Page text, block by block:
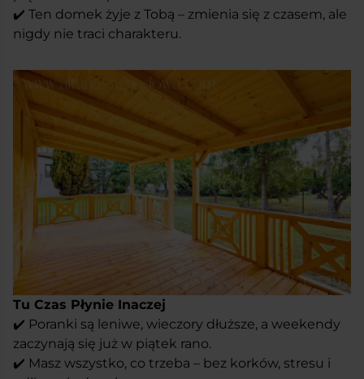
✔️ Ten domek żyje z Tobą – zmienia się z czasem, ale
nigdy nie traci charakteru.
Tu Czas Płynie Inaczej
✔️ Poranki są leniwe, wieczory dłuższe, a weekendy
zaczynają się już w piątek rano.
✔️ Masz wszystko, co trzeba – bez korków, stresu i